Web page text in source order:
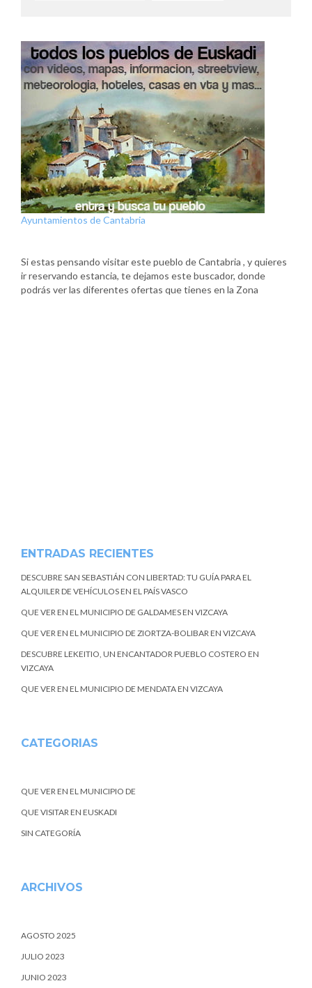
Ayuntamientos de Cantabria
Si estas pensando visitar este pueblo de Cantabria , y quieres
ir reservando estancia, te dejamos este buscador, donde
podrás ver las diferentes ofertas que tienes en la Zona
ENTRADAS RECIENTES
DESCUBRE SAN SEBASTIÁN CON LIBERTAD: TU GUÍA PARA EL
ALQUILER DE VEHÍCULOS EN EL PAÍS VASCO
QUE VER EN EL MUNICIPIO DE GALDAMES EN VIZCAYA
QUE VER EN EL MUNICIPIO DE ZIORTZA-BOLIBAR EN VIZCAYA
DESCUBRE LEKEITIO, UN ENCANTADOR PUEBLO COSTERO EN
VIZCAYA
QUE VER EN EL MUNICIPIO DE MENDATA EN VIZCAYA
CATEGORIAS
QUE VER EN EL MUNICIPIO DE
QUE VISITAR EN EUSKADI
SIN CATEGORÍA
ARCHIVOS
AGOSTO 2025
JULIO 2023
JUNIO 2023